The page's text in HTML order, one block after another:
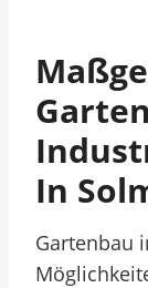
In
Gartenbau